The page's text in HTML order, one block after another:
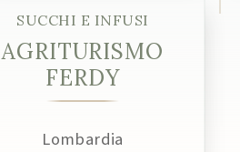
SUCCHI E INFUSI
AGRITURISMO
FERDY
Lombardia